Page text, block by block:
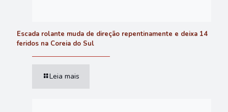
Escada rolante muda de direção repentinamente e deixa 14
feridos na Coreia do Sul
Leia mais